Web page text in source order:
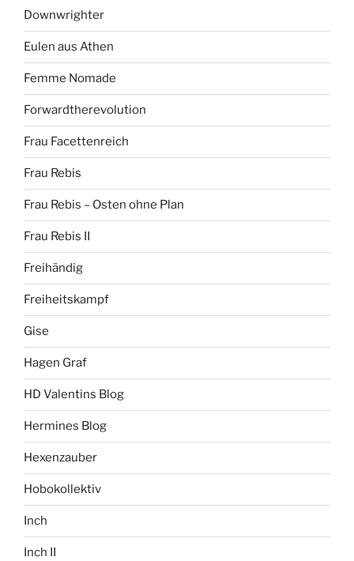
Downwrighter
Eulen aus Athen
Femme Nomade
Forwardtherevolution
Frau Facettenreich
Frau Rebis
Frau Rebis – Osten ohne Plan
Frau Rebis II
Freihändig
Freiheitskampf
Gise
Hagen Graf
HD Valentins Blog
Hermines Blog
Hexenzauber
Hobokollektiv
Inch
Inch II